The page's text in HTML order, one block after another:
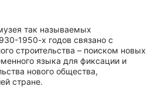
так называемых
1950-х годов связано с
строительства – поиском новых
языка для фиксации и
нового общества,
стране.